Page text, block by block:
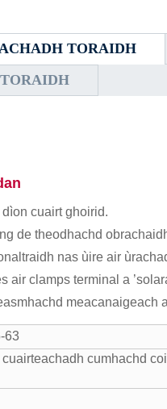
TORAIDH
cuairt ghoirid.
de theodhachd
nas ùire air
air clamps terminal a
meacanaigeach
63
cumhachd